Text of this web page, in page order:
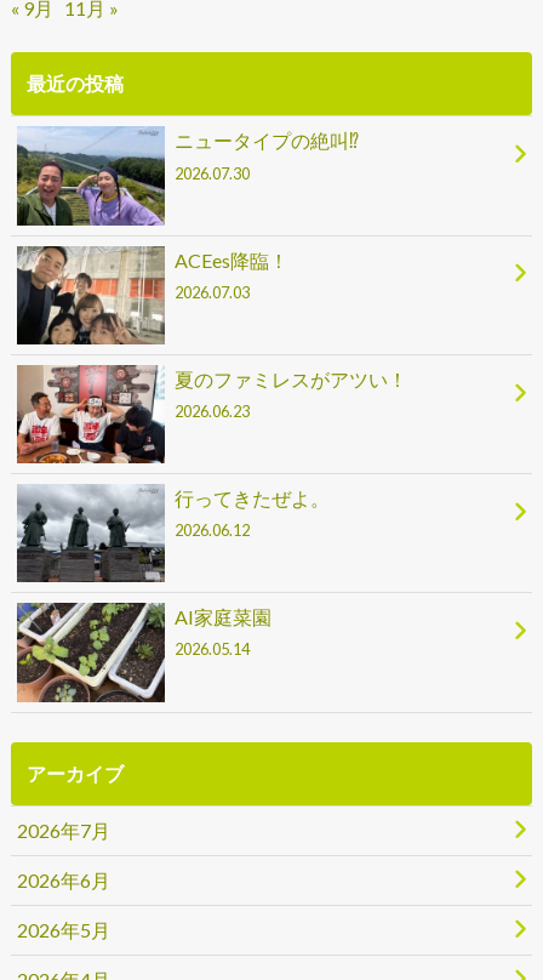
« 9月 11月 »
最近の投稿
ニュータイプの絶叫⁉
2026.07.30
ACEes降臨！
2026.07.03
夏のファミレスがアツい！
2026.06.23
行ってきたぜよ。
2026.06.12
AI家庭菜園
2026.05.14
アーカイブ
2026年7月
2026年6月
2026年5月